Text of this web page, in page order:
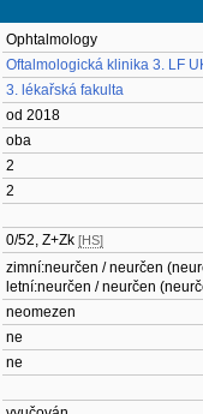
Ophtalmology
Oftalmologická klinika 3. LF
3. lékařská fakulta
od 2018
oba
2
2
0/52, Z+Zk [HS]
zimní:neurčen / neurčen
letní:neurčen / neurčen
neomezen
ne
ne